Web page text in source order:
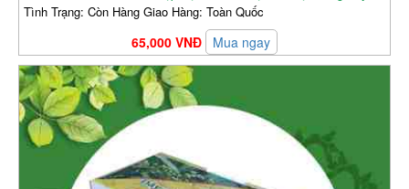
Tình Trạng: Còn Hàng Giao Hàng: Toàn Quốc
65,000 VNĐ Mua ngay